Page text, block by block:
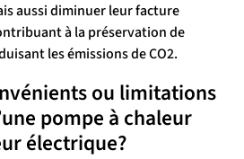
aussi diminuer leur facture
à la préservation de
les émissions de CO2.
ou limitations
pompe à chaleur
électrique?